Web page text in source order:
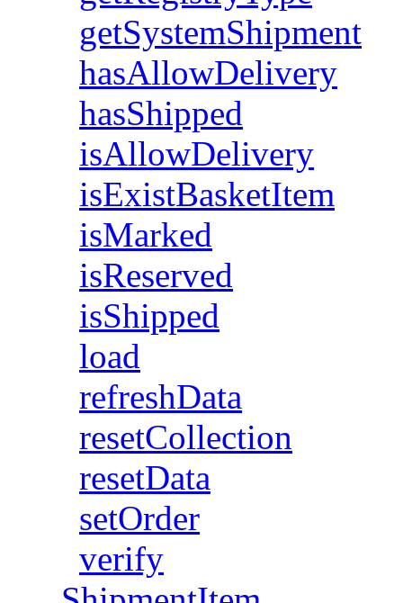
getSystemShipment
hasAllowDelivery
hasShipped
isAllowDelivery
isExistBasketItem
isMarked
isReserved
isShipped
load
refreshData
resetCollection
resetData
setOrder
verify